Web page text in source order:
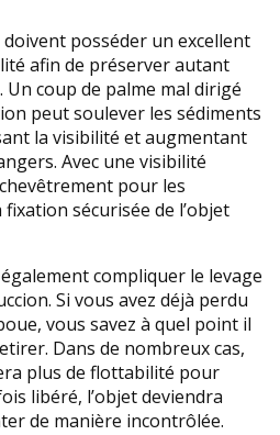
posséder un excellent
afin de préserver autant
coup de palme mal dirigé
peut soulever les sédiments
la visibilité et augmentant
Avec une visibilité
pour les
sécurisée de l’objet
compliquer le levage
Si vous avez déjà perdu
vous savez à quel point il
Dans de nombreux cas,
plus de flottabilité pour
libéré, l’objet deviendra
de manière incontrôlée.